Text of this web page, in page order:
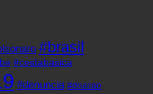
#brasil
#cestabasica
#denuncia #doacao